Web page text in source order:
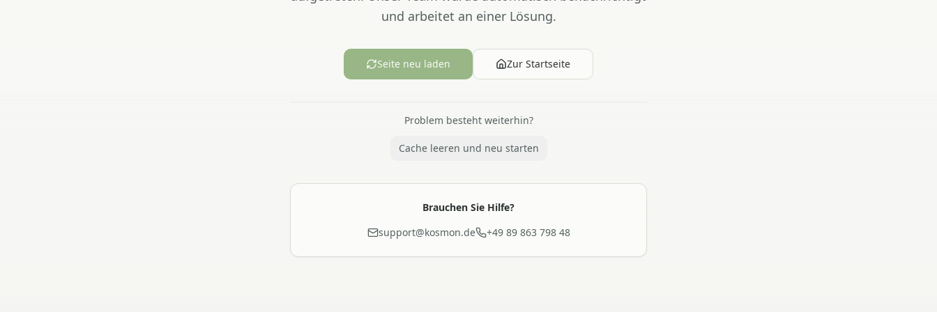
und arbeitet an einer Lösung.
Seite neu laden Zur Startseite
Problem besteht weiterhin?
Cache leeren und neu starten
Brauchen Sie Hilfe?
support@kosmon.de
+49 89 863 798 48